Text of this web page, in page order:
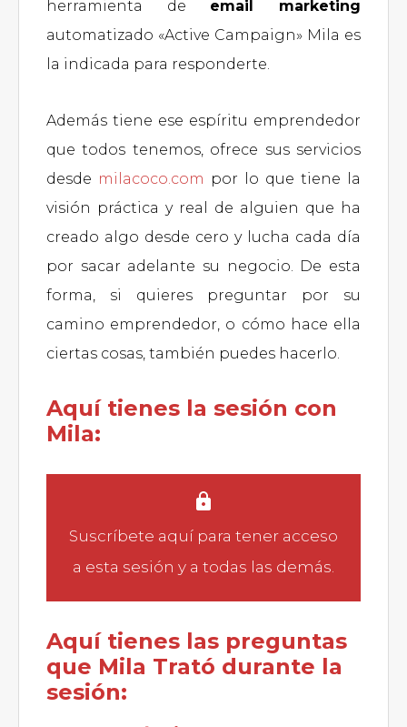
herramienta de email marketing
automatizado «Active Campaign» Mila es
la indicada para responderte.
Además tiene ese espíritu emprendedor
que todos tenemos, ofrece sus servicios
desde milacoco.com por lo que tiene la
visión práctica y real de alguien que ha
creado algo desde cero y lucha cada día
por sacar adelante su negocio. De esta
forma, si quieres preguntar por su
camino emprendedor, o cómo hace ella
ciertas cosas, también puedes hacerlo.
Aquí tienes la sesión con
Mila:
Suscríbete aquí para tener acceso
a esta sesión y a todas las demás.
Aquí tienes las preguntas
que Mila Trató durante la
sesión: